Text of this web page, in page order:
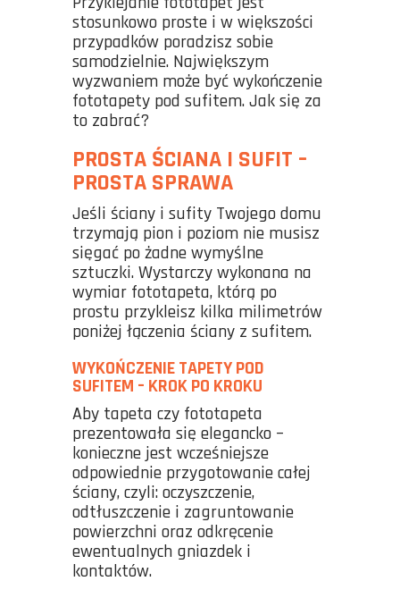
stosunkowo proste i w większości
przypadków poradzisz sobie
samodzielnie. Największym
wyzwaniem może być wykończenie
fototapety pod sufitem. Jak się za
to zabrać?
PROSTA ŚCIANA I SUFIT –
PROSTA SPRAWA
Jeśli ściany i sufity Twojego domu
trzymają pion i poziom nie musisz
sięgać po żadne wymyślne
sztuczki. Wystarczy wykonana na
wymiar fototapeta, którą po
prostu przykleisz kilka milimetrów
poniżej łączenia ściany z sufitem.
WYKOŃCZENIE TAPETY POD
SUFITEM – KROK PO KROKU
Aby tapeta czy fototapeta
prezentowała się elegancko –
konieczne jest wcześniejsze
odpowiednie przygotowanie całej
ściany, czyli: oczyszczenie,
odtłuszczenie i zagruntowanie
powierzchni oraz odkręcenie
ewentualnych gniazdek i
kontaktów.